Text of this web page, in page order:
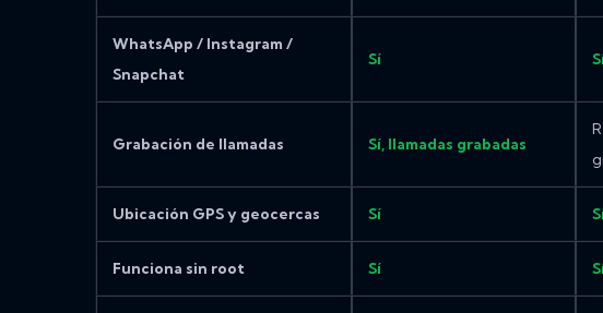
WhatsApp / Instagram /
Snapchat
Sí
Grabación de llamadas Sí, llamadas grabadas
Ubicación GPS y geocercas Sí
Funciona sin root Sí